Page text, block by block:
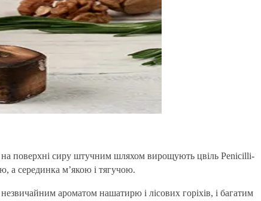
на поверхні сиру штучним шляхом вирощують цвіль Peni­cil­li­
а серединка м’якою і тягучою.
ароматом нашатирю і лісових горіхів, і багатим